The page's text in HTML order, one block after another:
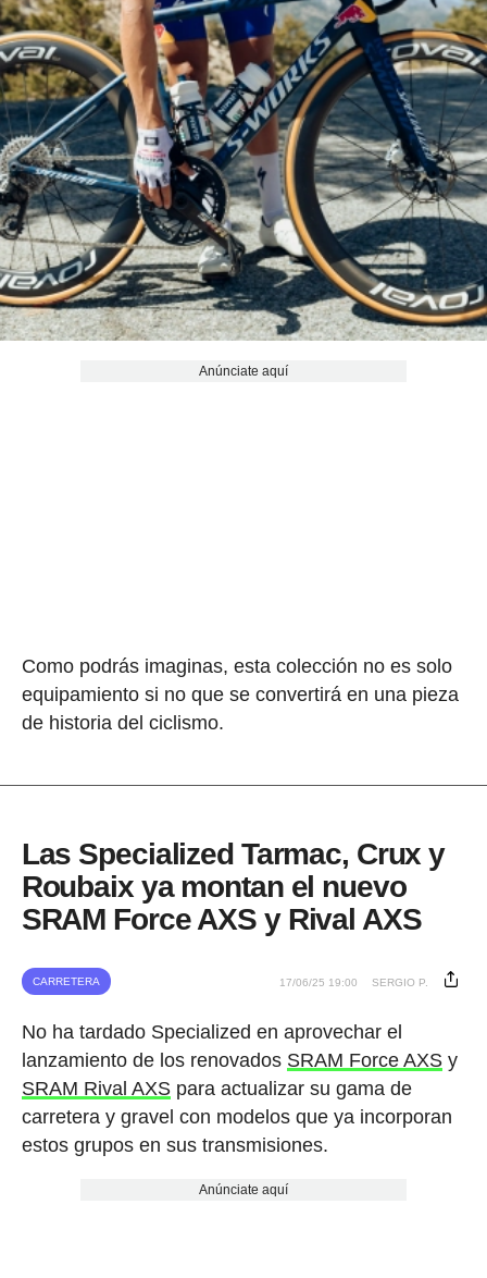
Anúnciate aquí
Como podrás imaginas, esta colección no es solo
equipamiento si no que se convertirá en una pieza
de historia del ciclismo.
Las Specialized Tarmac, Crux y
Roubaix ya montan el nuevo
SRAM Force AXS y Rival AXS
CARRETERA 17/06/25 19:00 SERGIO P.
No ha tardado Specialized en aprovechar el
lanzamiento de los renovados SRAM Force AXSy
SRAM Rival AXSpara actualizar su gama de
carretera y gravel con modelos que ya incorporan
estos grupos en sus transmisiones.
Anúnciate aquí